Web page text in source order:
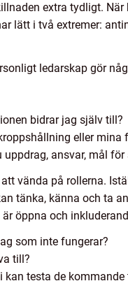
extra tydligt.
lätt i två extremer:
ledarskap gör
bidrar jag själv till?
eller mina
ansvar, mål
att vända på rollerna.
tänka, känna och ta
öppna och
som inte fungerar?
till?
testa de kommande